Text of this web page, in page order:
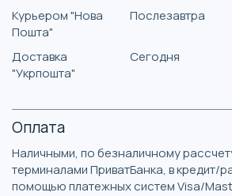
Курьером "Нова
Пошта"
Послезавтра
Доставка
"Укрпошта"
Сегодня
Оплата
Наличными, по безналичному
терминалами ПриватБанка, в кредит/
помощью платежных систем Visa/